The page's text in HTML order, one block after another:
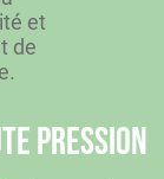
et
de
pression